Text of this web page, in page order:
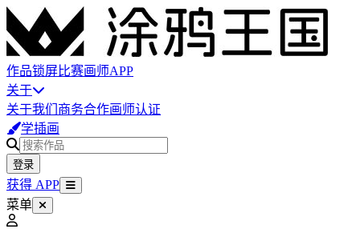
作品锁屏比赛画师APP
关于
关于我们 商务合作画师认证
学插画
登录
获得 APP
菜单